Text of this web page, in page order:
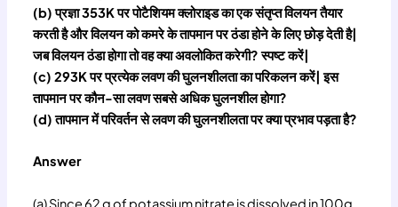
(b) प्रज्ञा 353K पर पोटैशियम क्लोराइड का एक संतृप्त विलयन तैयार
करती है और विलयन को कमरे के तापमान पर ठंडा होने के लिए छोड़ देती है|
जब विलयन ठंडा होगा तो वह क्या अवलोकित करेगी? स्पष्ट करें|
(c) 293K पर प्रत्येक लवण की घुलनशीलता का परिकलन करें| इस
तापमान पर कौन-सा लवण सबसे अधिक घुलनशील होगा?
(d) तापमान में परिवर्तन से लवण की घुलनशीलता पर क्या प्रभाव पड़ता है?
Answer
(a) Since 62 g of potassium nitrate is dissolved in 100g